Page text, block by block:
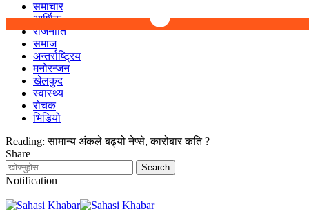
समाचार
आर्थिक
राजनीति
समाज
अन्तर्राष्ट्रिय
मनोरन्जन
खेलकुद
स्वास्थ्य
रोचक
भिडियो
Reading: सामान्य अंकले बढ्यो नेप्से, कारोबार कति ?
Share
Notification